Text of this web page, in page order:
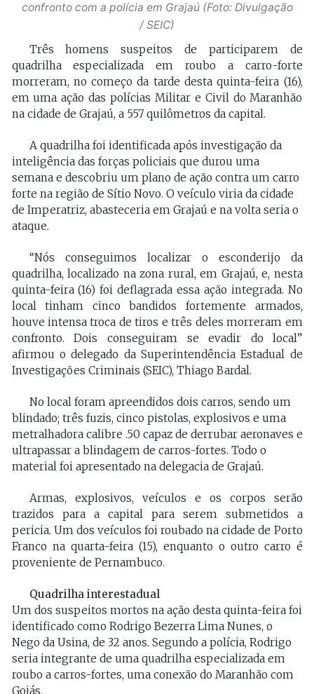
confronto com a polícia em Grajaú (Foto: Divulgação
/ SEIC)
Três homens suspeitos de participarem de
quadrilha especializada em roubo a carro-forte
morreram, no começo da tarde desta quinta-feira (16),
em uma ação das polícias Militar e Civil do Maranhão
na cidade de Grajaú, a 557 quilômetros da capital.
A quadrilha foi identificada após investigação da
inteligência das forças policiais que durou uma
semana e descobriu um plano de ação contra um carro
forte na região de Sítio Novo. O veículo viria da cidade
de Imperatriz, abasteceria em Grajaú e na volta seria o
ataque.
“Nós conseguimos localizar o esconderijo da
quadrilha, localizado na zona rural, em Grajaú, e, nesta
quinta-feira (16) foi deflagrada essa ação integrada. No
local tinham cinco bandidos fortemente armados,
houve intensa troca de tiros e três deles morreram em
confronto. Dois conseguiram se evadir do local”
afirmou o delegado da Superintendência Estadual de
Investigações Criminais (SEIC), Thiago Bardal.
No local foram apreendidos dois carros, sendo um
blindado; três fuzis, cinco pistolas, explosivos e uma
metralhadora calibre .50 capaz de derrubar aeronaves e
ultrapassar a blindagem de carros-fortes. Todo o
material foi apresentado na delegacia de Grajaú.
Armas, explosivos, veículos e os corpos serão
trazidos para a capital para serem submetidos a
pericia. Um dos veículos foi roubado na cidade de Porto
Franco na quarta-feira (15), enquanto o outro carro é
proveniente de Pernambuco.
Quadrilha interestadual
Um dos suspeitos mortos na ação desta quinta-feira foi
identificado como Rodrigo Bezerra Lima Nunes, o
Nego da Usina, de 32 anos. Segundo a polícia, Rodrigo
seria integrante de uma quadrilha especializada em
roubo a carros-fortes, uma conexão do Maranhão com
Goiás.